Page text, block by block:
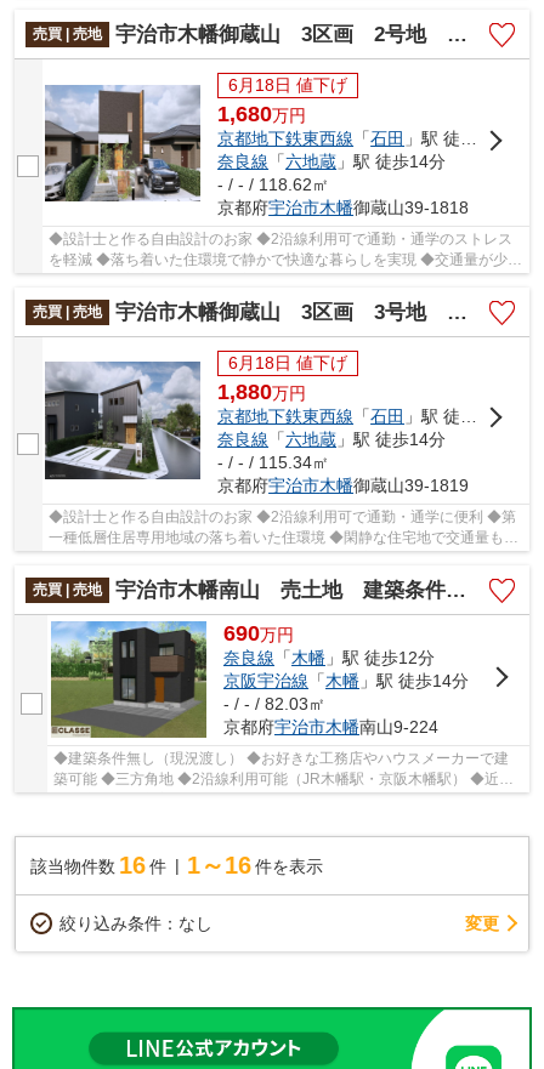
売買 | 売地
宇治市木幡御蔵山 3区画 2号地 売土地 建築条件付き
6月18日 値下げ
1,680万円
京都地下鉄東西線 「石田 」駅 徒歩14分
奈良線 「六地蔵 」駅 徒歩14分
- / - / 118.62㎡
京都府宇治市木幡御蔵山39-1818
◆設計士と作る自由設計のお家 ◆2沿線利用可で通勤・通学のストレス
を軽減 ◆落ち着いた住環境で静かで快適な暮らしを実現 ◆交通量が少な
売買 | 売地
宇治市木幡御蔵山 3区画 3号地 売土地 建築条件付き
6月18日 値下げ
1,880万円
京都地下鉄東西線 「石田 」駅 徒歩14分
奈良線 「六地蔵 」駅 徒歩14分
- / - / 115.34㎡
京都府宇治市木幡御蔵山39-1819
◆設計士と作る自由設計のお家 ◆2沿線利用可で通勤・通学に便利 ◆第
一種低層住居専用地域の落ち着いた住環境 ◆閑静な住宅地で交通量も少
売買 | 売地
宇治市木幡南山 売土地 建築条件無し
690万円
奈良線 「木幡 」駅 徒歩12分
京阪宇治線 「木幡 」駅 徒歩14分
- / - / 82.03㎡
京都府宇治市木幡南山9-224
◆建築条件無し（現況渡し） ◆お好きな工務店やハウスメーカーで建
築可能 ◆三方角地 ◆2沿線利用可能（JR木幡駅・京阪木幡駅） ◆近隣
には商業施設充実
該当物件数 16件 1～16 件を表示
絞り込み条件： なし 変更